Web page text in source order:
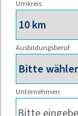
Umkreis
Ausbildungsberuf
Unternehmen